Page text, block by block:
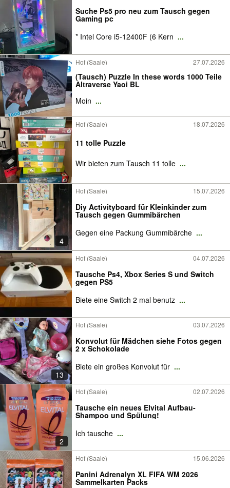
Suche Ps5 pro neu zum Tausch gegen
Gaming pc
* Intel Core i5-12400F (6 Kern ...
Hof (Saale) 27.07.2026
(Tausch) Puzzle In these words 1000 Teile
Altraverse Yaoi BL
Moin ...
Hof (Saale) 18.07.2026
11 tolle Puzzle
Wir bieten zum Tausch 11 tolle ...
4
Hof (Saale) 15.07.2026
Diy Activityboard für Kleinkinder zum
Tausch gegen Gummibärchen
Gegen eine Packung Gummibärche ...
Hof (Saale) 04.07.2026
Tausche Ps4, Xbox Series S und Switch
gegen PS5
Biete eine Switch 2 mal benutz ...
13
Hof (Saale) 03.07.2026
Konvolut für Mädchen siehe Fotos gegen
2 x Schokolade
Biete ein großes Konvolut für ...
2
Hof (Saale) 02.07.2026
Tausche ein neues Elvital Aufbau-
Shampoo und Spülung!
Ich tausche ...
Hof (Saale) 15.06.2026
Panini Adrenalyn XL FIFA WM 2026
Sammelkarten Packs